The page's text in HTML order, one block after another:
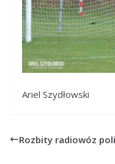
Ariel Szydłowski
Rozbity radiowóz